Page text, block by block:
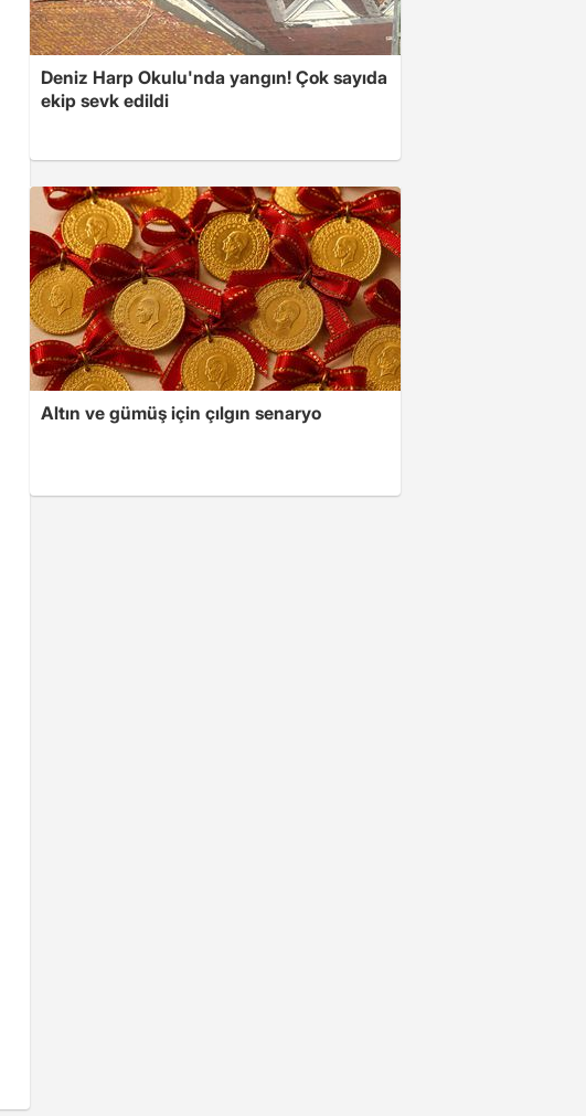
Deniz Harp Okulu'nda yangın! Çok sayıda
ekip sevk edildi
Altın ve gümüş için çılgın senaryo